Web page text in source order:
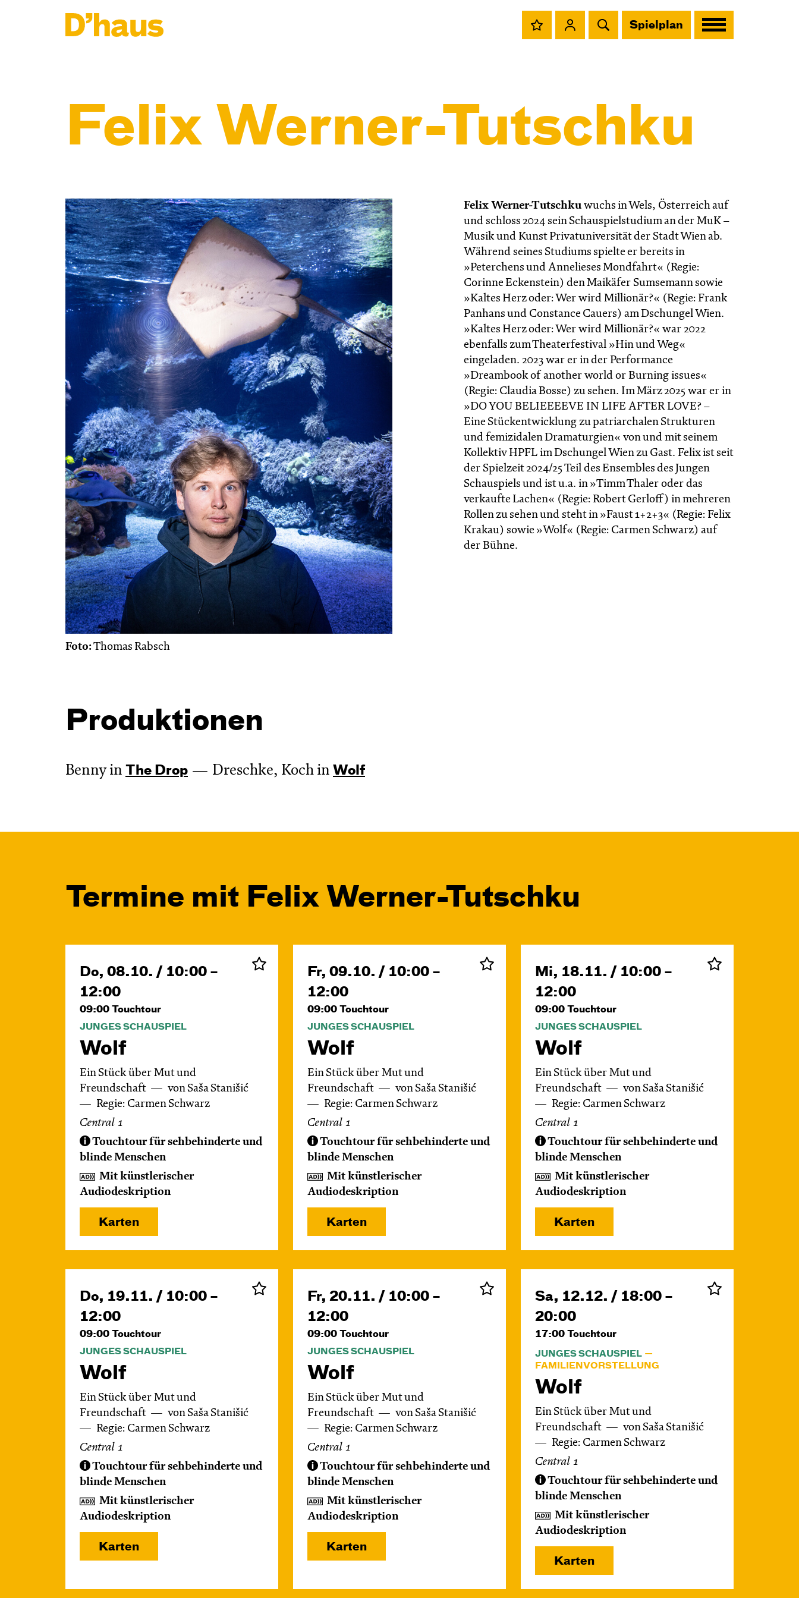
Spielplan
Felix Werner-Tutschku
Foto:Thomas Rabsch
Felix Werner-Tutschku wuchs in Wels, Österreich auf
und schloss 2024 sein Schauspielstudium an der MuK –
Musik und Kunst Privatuniversität der Stadt Wien ab.
Während seines Studiums spielte er bereits in
»Peterchens und Annelieses Mondfahrt« (Regie:
Corinne Eckenstein) den Maikäfer Sumsemann sowie
»Kaltes Herz oder: Wer wird Millionär?« (Regie: Frank
Panhans und Constance Cauers) am Dschungel Wien.
»Kaltes Herz oder: Wer wird Millionär?« war 2022
ebenfalls zum Theaterfestival »Hin und Weg«
eingeladen. 2023 war er in der Performance
»Dreambook of another world or Burning issues«
(Regie: Claudia Bosse) zu sehen. Im März 2025 war er in
»DO YOU BELIEEEEVE IN LIFE AFTER LOVE? –
Eine Stückentwicklung zu patriarchalen Strukturen
und femizidalen Dramaturgien« von und mit seinem
Kollektiv HPFL im Dschungel Wien zu Gast. Felix ist seit
der Spielzeit 2024/25 Teil des Ensembles des Jungen
Schauspiels und ist u.a. in »Timm Thaler oder das
verkaufte Lachen« (Regie: Robert Gerloff) in mehreren
Rollen zu sehen und steht in »Faust 1+2+3« (Regie: Felix
Krakau) sowie »Wolf« (Regie: Carmen Schwarz) auf
der Bühne.
Produktionen
Benny in The Drop Dreschke, Koch in Wolf
Termine mit Felix Werner-Tutschku
Do, 08.10. / 10:00 –
12:00
09:00 Touchtour
JUNGES SCHAUSPIEL
Wolf
Ein Stück über Mut und
Freundschaft
von Saša Stanišić
Regie: Carmen Schwarz
Central 1
Touchtour für sehbehinderte und
blinde Menschen
Mit künstlerischer
Audiodeskription
Karten
Fr, 09.10. / 10:00 –
12:00
09:00 Touchtour
JUNGES SCHAUSPIEL
Wolf
Ein Stück über Mut und
Freundschaft
von Saša Stanišić
Regie: Carmen Schwarz
Central 1
Touchtour für sehbehinderte und
blinde Menschen
Mit künstlerischer
Audiodeskription
Karten
Mi, 18.11. / 10:00 –
12:00
09:00 Touchtour
JUNGES SCHAUSPIEL
Wolf
Ein Stück über Mut und
Freundschaft
von Saša Stanišić
Regie: Carmen Schwarz
Central 1
Touchtour für sehbehinderte und
blinde Menschen
Mit künstlerischer
Audiodeskription
Karten
Do, 19.11. / 10:00 –
12:00
09:00 Touchtour
JUNGES SCHAUSPIEL
Wolf
Ein Stück über Mut und
Freundschaft
von Saša Stanišić
Regie: Carmen Schwarz
Central 1
Touchtour für sehbehinderte und
blinde Menschen
Mit künstlerischer
Audiodeskription
Karten
Fr, 20.11. / 10:00 –
12:00
09:00 Touchtour
JUNGES SCHAUSPIEL
Wolf
Ein Stück über Mut und
Freundschaft
von Saša Stanišić
Regie: Carmen Schwarz
Central 1
Touchtour für sehbehinderte und
blinde Menschen
Mit künstlerischer
Audiodeskription
Karten
Sa, 12.12. / 18:00 –
20:00
17:00 Touchtour
JUNGES SCHAUSPIEL
FAMILIENVORSTELLUNG
Wolf
Ein Stück über Mut und
Freundschaft
von Saša Stanišić
Regie: Carmen Schwarz
Central 1
Touchtour für sehbehinderte und
blinde Menschen
Mit künstlerischer
Audiodeskription
Karten